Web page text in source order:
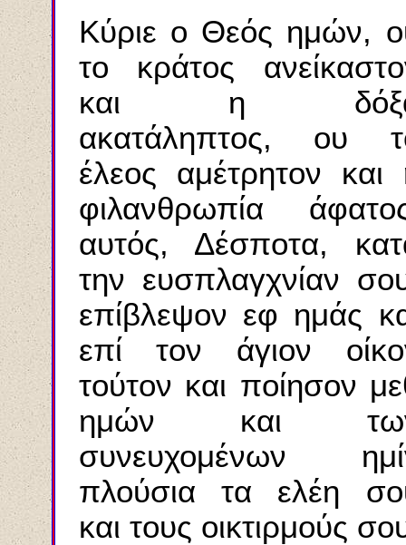
Κύριε ο Θεός ημών,
το κράτος
και η
ακατάληπτος, ου
έλεος αμέτρητον και
φιλανθρωπία
αυτός, Δέσποτα,
την ευσπλαγχνίαν
επίβλεψον εφ ημάς
επί τον άγιον
τούτον και ποίησον
ημών και
συνευχομένων
πλούσια τα ελέη
και τους οικτιρμούς